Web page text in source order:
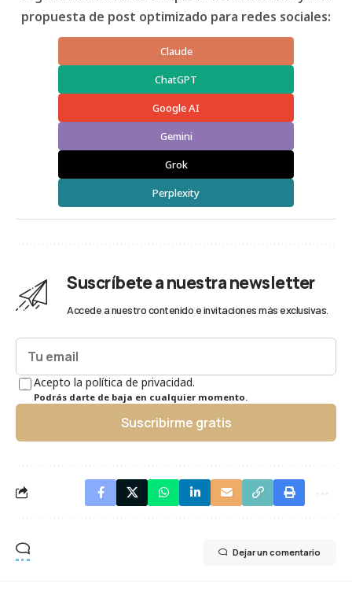
propuesta de post optimizado para redes sociales:
Claude
ChatGPT
Google AI
Gemini
Grok
Perplexity
Suscríbete a nuestra newsletter
Accede a nuestro contenido e invitaciones más exclusivas.
Acepto la política de privacidad.
Podrás darte de baja en cualquier momento.
Suscribirme gratis
Dejar un comentario